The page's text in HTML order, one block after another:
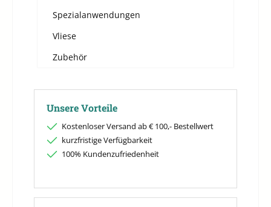
Spezialanwendungen
Vliese
Zubehör
Unsere Vorteile
Kostenloser Versand ab € 100,- Bestellwert
kurzfristige Verfügbarkeit
100% Kundenzufriedenheit